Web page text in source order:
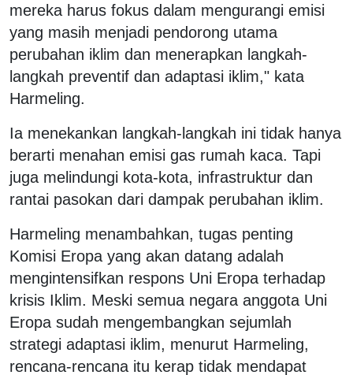
mereka harus fokus dalam mengurangi emisi
yang masih menjadi pendorong utama
perubahan iklim dan menerapkan langkah-
langkah preventif dan adaptasi iklim," kata
Harmeling.
Ia menekankan langkah-langkah ini tidak hanya
berarti menahan emisi gas rumah kaca. Tapi
juga melindungi kota-kota, infrastruktur dan
rantai pasokan dari dampak perubahan iklim.
Harmeling menambahkan, tugas penting
Komisi Eropa yang akan datang adalah
mengintensifkan respons Uni Eropa terhadap
krisis Iklim. Meski semua negara anggota Uni
Eropa sudah mengembangkan sejumlah
strategi adaptasi iklim, menurut Harmeling,
rencana-rencana itu kerap tidak mendapat